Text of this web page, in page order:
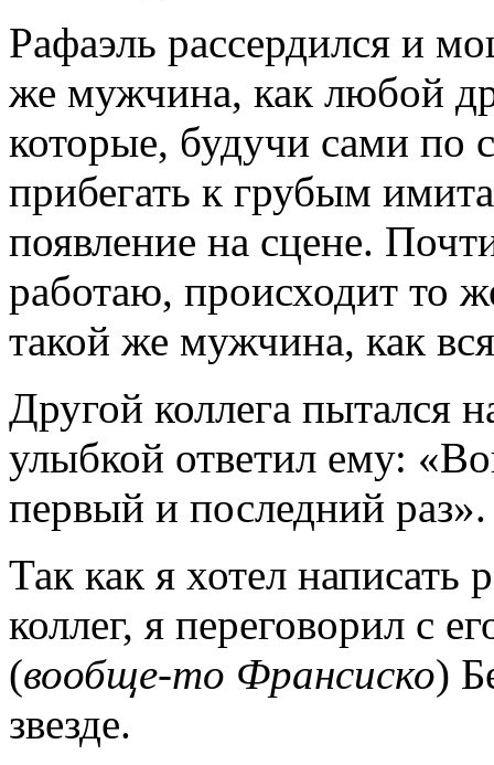
Рафаэль рассердился и
же мужчина, как любой
которые, будучи сами по
прибегать к грубым
появление на сцене.
работаю, происходит то
такой же мужчина, как
Другой коллега пытался
улыбкой ответил ему:
первый и последний раз».
Так как я хотел написать
коллег, я переговорил с
(вообще-то Франсиско)
звезде.